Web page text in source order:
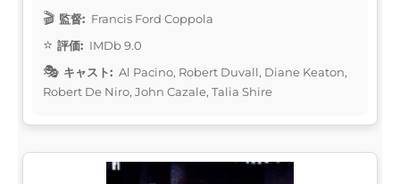
監督: Francis Ford Coppola
評価: IMDb 9.0
キャスト: Al Pacino, Robert Duvall, Diane Keaton,
Robert De Niro, John Cazale, Talia Shire